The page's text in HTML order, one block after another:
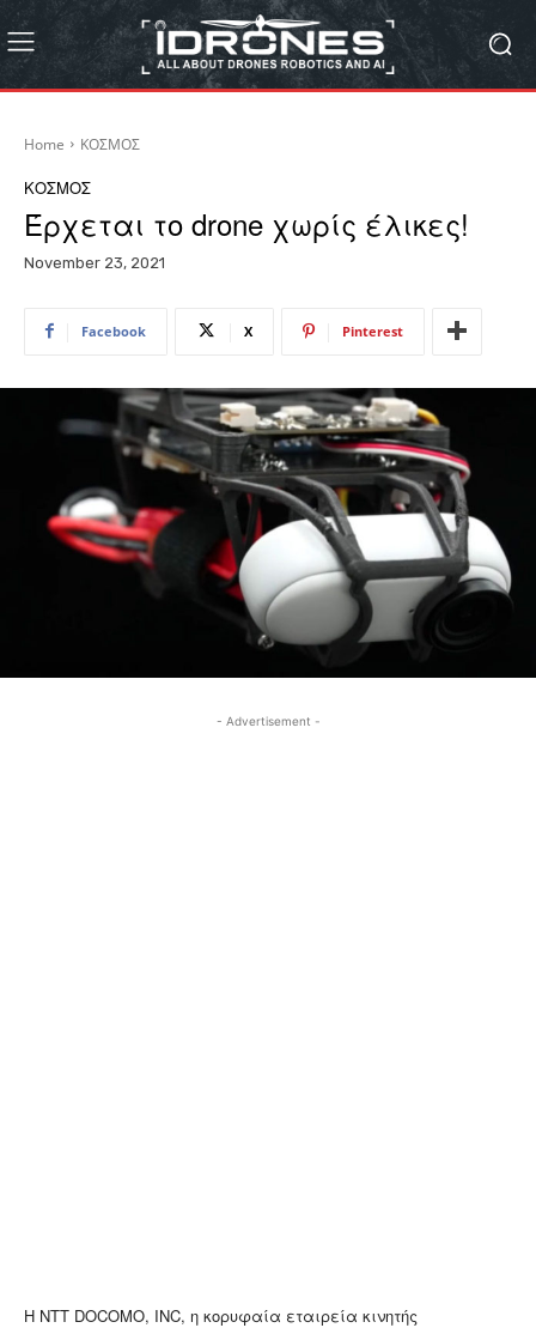
Home ΚΟΣΜΟΣ
ΚΟΣΜΟΣ
Έρχεται το drone χωρίς έλικες!
November 23, 2021
Facebook X Pinterest
- Advertisement -
Η NTT DOCOMO, INC, η κορυφαία εταιρεία κινητής